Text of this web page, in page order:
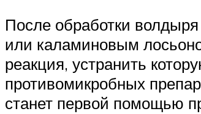
После обработки
или каламиновым
реакция, устранить
противомикробных
станет первой помощью